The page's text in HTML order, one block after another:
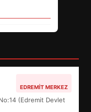
EDREMIT MERKEZ
(Edremit Devlet
NE
TÜRKİYE